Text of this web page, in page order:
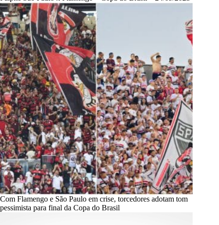
Com Flamengo e São Paulo em crise, torcedores adotam tom
pessimista para final da Copa do Brasil